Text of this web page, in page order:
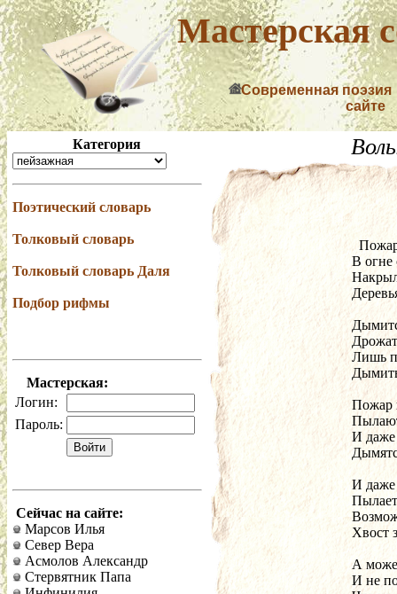
Мастерская
Современная поэзия
сайте
Категория
Поэтический словарь
Толковый словарь
Толковый словарь Даля
Подбор рифмы
Мастерская:
Логин:
Пароль:
Сейчас на сайте:
Марсов Илья
Север Вера
Асмолов Александр
Стервятник Папа
В огне
Лишь
Пожар
И даже
И даже
Хвост
А
И не